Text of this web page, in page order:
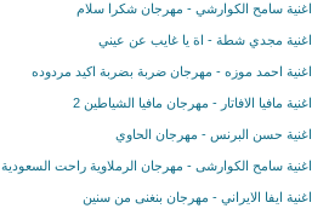
اغنية سامح الكوارشي - مهرجان شكرا سلام
اغنية مجدي شطة - اة يا غايب عن عيني
اغنية احمد موزه - مهرجان ضربة بضربة اكيد مردوده
اغنية مافيا الافاتار - مهرجان مافيا الشياطين 2
اغنية حسن البرنس - مهرجان الحاوي
اغنية سامح الكوارشى - مهرجان الرملاوية راحت السعودية
اغنية ايفا الايراني - مهرجان بنغنى من سنين